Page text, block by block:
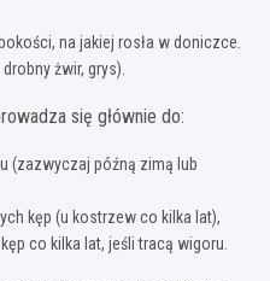
na jakiej rosła w doniczce.
żwir, grys).
się głównie do:
(zazwyczaj późną zimą lub
kęp (u kostrzew co kilka lat),
co kilka lat, jeśli tracą wigoru.